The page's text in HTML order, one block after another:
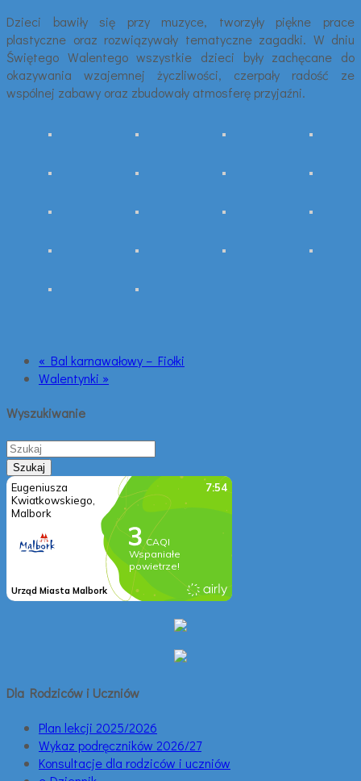
Dzieci bawiły się przy muzyce, tworzyły piękne prace
plastyczne oraz rozwiązywały tematyczne zagadki. W dniu
Świętego Walentego wszystkie dzieci były zachęcane do
okazywania wzajemnej życzliwości, czerpały radość ze
wspólnej zabawy oraz zbudowały atmosferę przyjaźni.
« Bal karnawałowy – Fiołki
Walentynki »
Wyszukiwanie
Dla Rodziców i Uczniów
Plan lekcji 2025/2026
Wykaz podręczników 2026/27
Konsultacje dla rodziców i uczniów